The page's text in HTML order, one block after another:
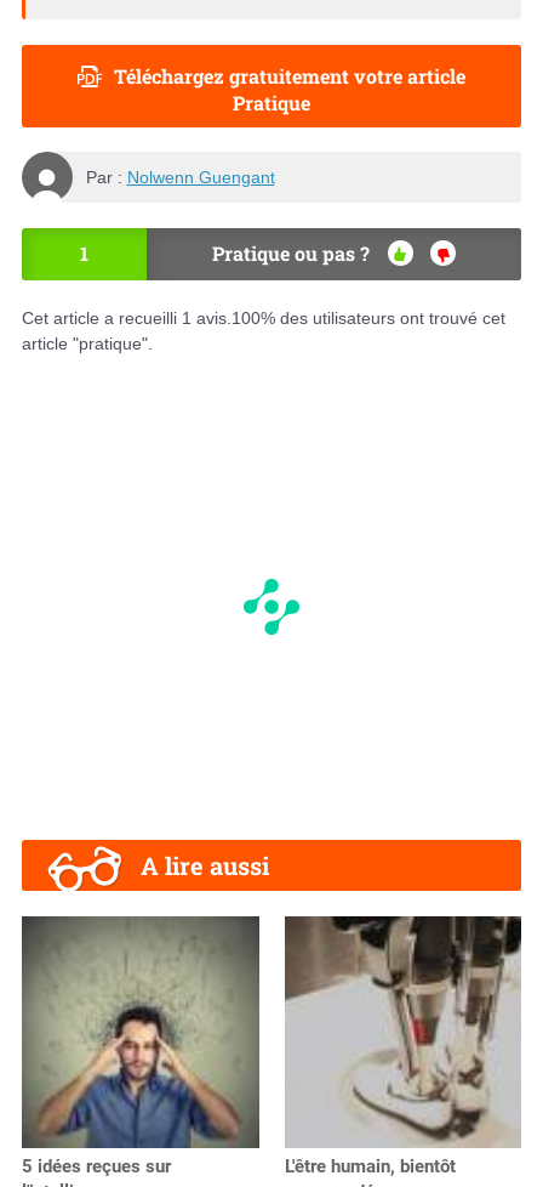
Téléchargez gratuitement votre article
Pratique
Par : Nolwenn Guengant
1 Pratique ou pas ?
OU
NO
N
Cet article a recueilli 1 avis. 100% des utilisateurs ont trouvé cet
article "pratique".
A lire aussi
5 idées reçues sur
L'être humain, bientôt